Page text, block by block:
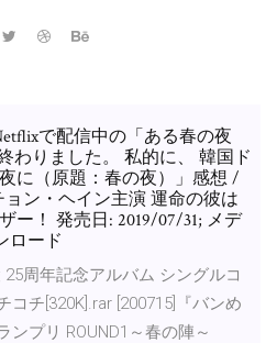
で配信中の「ある春の夜
わりました。 私的に、 韓国ド
に（原題：春の夜）」感想 /
ョン・ヘイン主演 運命の彼は
ー！ 発売日: 2019/07/31; メデ
ロード
25周年記念アルバム シングルコ
コチ[320K].rar [200715]『バンめ
ンプリ ROUND1～春の陣～